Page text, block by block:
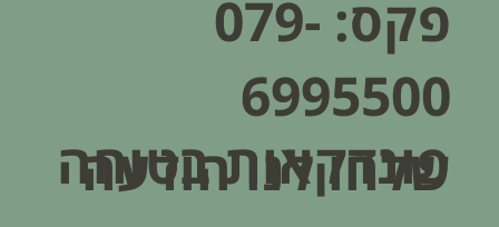
פקס: 079-
6995500
שלחו לנו הודעה
פונדקאות בטוחה